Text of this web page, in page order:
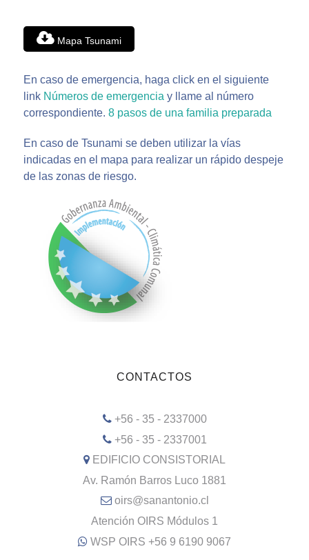
Mapa Tsunami
En caso de emergencia, haga click en el siguiente
link Números de emergencia y llame al número
correspondiente. 8 pasos de una familia preparada
En caso de Tsunami se deben utilizar la vías
indicadas en el mapa para realizar un rápido despeje
de las zonas de riesgo.
CONTACTOS
+56 - 35 - 2337000
+56 - 35 - 2337001
EDIFICIO CONSISTORIAL
Av. Ramón Barros Luco 1881
oirs@sanantonio.cl
Atención OIRS Módulos 1
WSP OIRS +56 9 6190 9067